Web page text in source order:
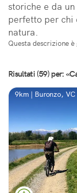
storiche e da
perfetto per chi
natura.
Questa descrizione è
Risultati (59) per:
9km | Buronzo, VC